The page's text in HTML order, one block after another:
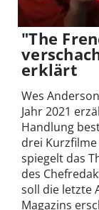
"The
erklärt
Wes
Jahr 2021
Handlung
drei
spiegelt das
des
soll die letzte
Magazins